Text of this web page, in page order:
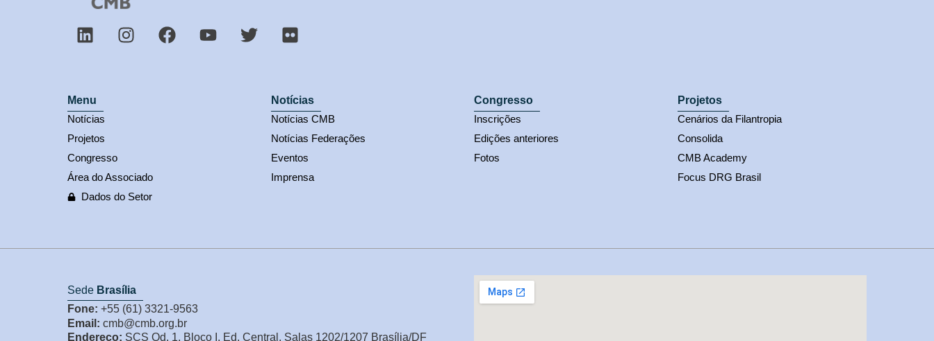
Menu
Notícias
Projetos
Congresso
Área do Associado
Dados do Setor
Notícias
Notícias CMB
Notícias Federações
Eventos
Imprensa
Congresso
Inscrições
Edições anteriores
Fotos
Projetos
Cenários da Filantropia
Consolida
CMB Academy
Focus DRG Brasil
Sede Brasília
Fone: +55 (61) 3321-9563
Email: cmb@cmb.org.br
Endereço: SCS Qd. 1, Bloco I, Ed. Central, Salas 1202/1207 Brasília/DF